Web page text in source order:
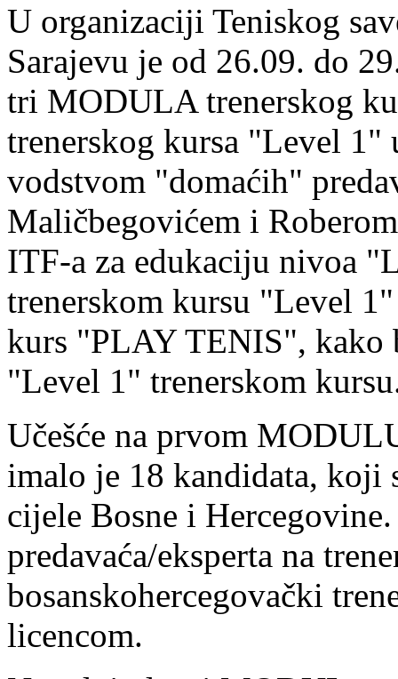
U organizaciji Teniskog
Sarajevu je od 26.09. do
tri MODULA trenerskog
trenerskog kursa "Level 1"
vodstvom "domaćih"
Maličbegovićem i
ITF-a za edukaciju nivoa
trenerskom kursu "Level
kurs "PLAY TENIS", kako
"Level 1" trenerskom
Učešće na prvom
imalo je 18 kandidata,
cijele Bosne i
predavaća/eksperta na
bosanskohercegovački
licencom.